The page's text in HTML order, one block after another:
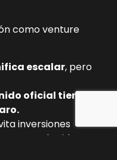
como venture
escalar, pero
oficial tiene un
inversiones
para las ideas con